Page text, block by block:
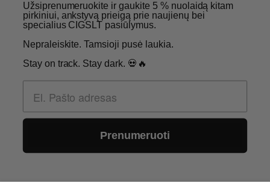
SKIRTA TIK SUAUGUSIEMS NIKOTINO VARTOTOJAMS.
NETURĖTUMĖTE NAUDOTI ŠIŲ PRODUKTŲ, JEI NEVARTOJATE
NIKOTINO.
© 2026 Visos teisės saugomos - CigsLT.app
Užsiprenumeruokite ir gaukite 5 % nuolaidą kitam
pirkiniui, ankstyvą prieigą prie naujienų bei
specialius CIGSLT pasiūlymus. ​
Nepraleiskite. Tamsioji pusė laukia.
Stay on track. Stay dark. 💀🔥
Prenumeruoti